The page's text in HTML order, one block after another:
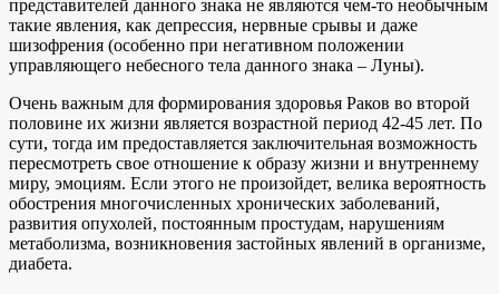
представителей данного знака не являются чем-то необычным
такие явления, как депрессия, нервные срывы и даже
шизофрения (особенно при негативном положении
управляющего небесного тела данного знака – Луны).
Очень важным для формирования здоровья Раков во второй
половине их жизни является возрастной период 42-45 лет. По
сути, тогда им предоставляется заключительная возможность
пересмотреть свое отношение к образу жизни и внутреннему
миру, эмоциям. Если этого не произойдет, велика вероятность
обострения многочисленных хронических заболеваний,
развития опухолей, постоянным простудам, нарушениям
метаболизма, возникновения застойных явлений в организме,
диабета.